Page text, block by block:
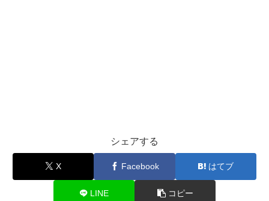
シェアする
X Facebook はてブ
LINE コピー